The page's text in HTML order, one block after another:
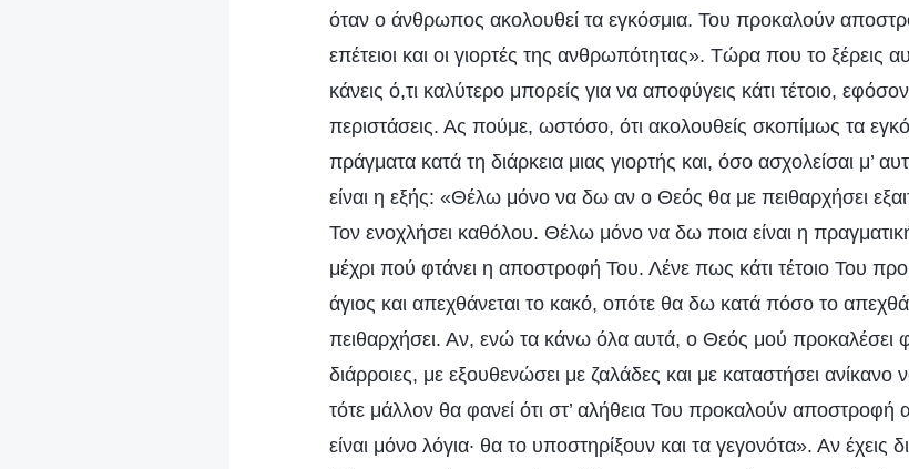
όταν ο άνθρωπος ακολουθεί τα εγκόσμια. Του προκαλούν
επέτειοι και οι γιορτές της ανθρωπότητας». Τώρα που το ξέρεις
κάνεις ό,τι καλύτερο μπορείς για να αποφύγεις κάτι τέτοιο,
περιστάσεις. Ας πούμε, ωστόσο, ότι ακολουθείς σκοπίμως τα
πράγματα κατά τη διάρκεια μιας γιορτής και, όσο ασχολείσαι μ’
είναι η εξής: «Θέλω μόνο να δω αν ο Θεός θα με πειθαρχήσει
Τον ενοχλήσει καθόλου. Θέλω μόνο να δω ποια είναι η
μέχρι πού φτάνει η αποστροφή Του. Λένε πως κάτι τέτοιο Του
άγιος και απεχθάνεται το κακό, οπότε θα δω κατά πόσο το
πειθαρχήσει. Αν, ενώ τα κάνω όλα αυτά, ο Θεός μού προκαλέσει
διάρροιες, με εξουθενώσει με ζαλάδες και με καταστήσει
τότε μάλλον θα φανεί ότι στ’ αλήθεια Του προκαλούν
είναι μόνο λόγια· θα το υποστηρίξουν και τα γεγονότα». Αν έχεις